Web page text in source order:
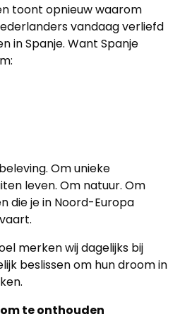
toont opnieuw waarom
vandaag verliefd
in Spanje. Want Spanje
Om unieke
leven. Om natuur. Om
die je in Noord-Europa
merken wij dagelijks bij
beslissen om hun droom in
te onthouden